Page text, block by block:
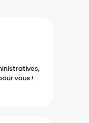
vous !